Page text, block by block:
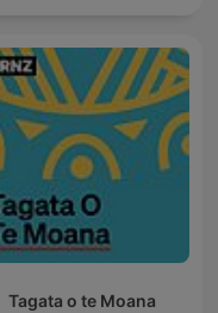
Tagata o te Moana